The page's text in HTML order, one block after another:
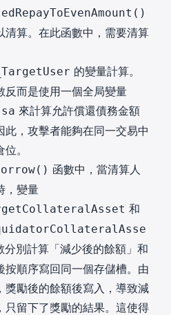
清算。在此函數中，需要清算
的變量計算。
反而是使用一個全局變量
來計算允許償還債務金額
此，攻擊者能夠在同一交易中
。
函數中，當清算人
，變量
和
別計算「減少後的餘額」和
按順序寫回同一個存儲槽。由
獎勵後的餘額後寫入，導致減
只留下了獎勵的結果。這使得